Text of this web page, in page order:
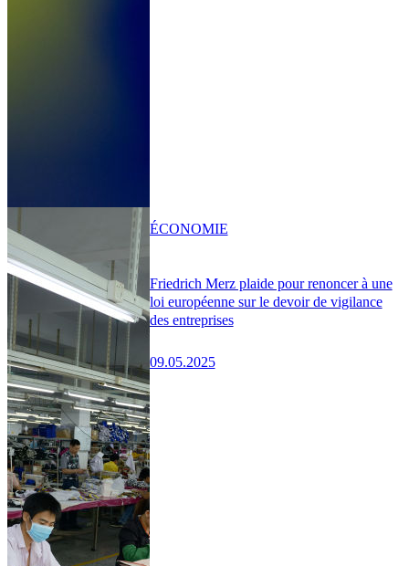
Friedrich Merz plaide pour renoncer à une
loi européenne sur le devoir de vigilance
des entreprises
09.05.2025
ÉCONOMIE